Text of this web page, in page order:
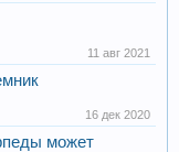
11 авг 2021
16 дек 2020
может